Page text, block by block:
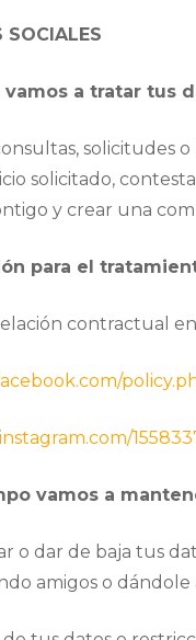
SOCIALES
a tratar tus
solicitudes o
solicitado,
y crear una
para el
contractual
vamos a
o dar de baja tus
amigos o dándole